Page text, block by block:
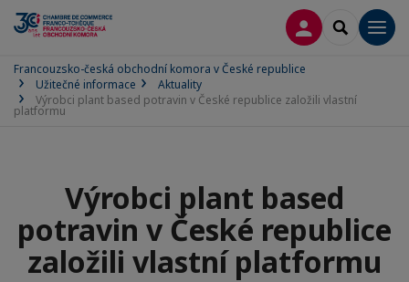
PŘIPOJIT SE
SEARCH
Francouzsko-česká obchodní komora v České republice
Užitečné informace
Aktuality
Výrobci plant based potravin v České republice založili vlastní
platformu
Výrobci plant based
potravin v České republice
založili vlastní platformu